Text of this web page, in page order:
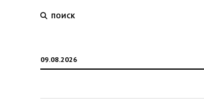
ПОИСК
09.08.2026